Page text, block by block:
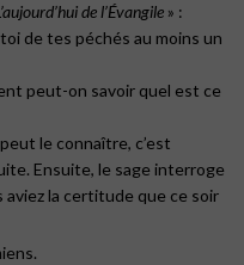
de l’Évangile » :
de tes péchés au moins un
peut-on savoir quel est ce
le connaître, c’est
Ensuite, le sage interroge
aviez la certitude que ce soir